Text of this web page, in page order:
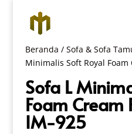
Beranda / Sofa & Sofa
Minimalis Soft Royal
Sofa L
Foam Cream
IM-925